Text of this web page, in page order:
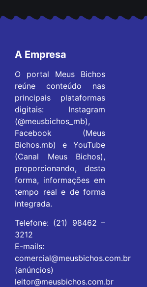
A Empresa
O portal Meus Bichos
reúne conteúdo nas
principais plataformas
digitais: Instagram
(@meusbichos_mb),
Facebook (Meus
Bichos.mb) e YouTube
(Canal Meus Bichos),
proporcionando, desta
forma, informações em
tempo real e de forma
integrada.
Telefone: (21) 98462 –
3212
E-mails:
comercial@meusbichos.com.br
(anúncios)
leitor@meusbichos.com.br